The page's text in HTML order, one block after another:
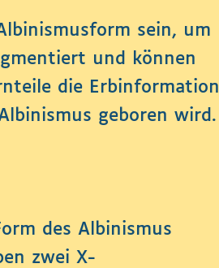
sein, um
und können
die Erbinformation
geboren wird.
des Albinismus
zwei X-